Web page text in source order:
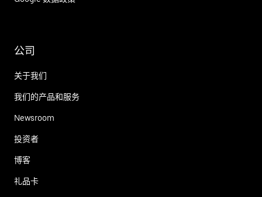
公司
关于我们
我们的产品和服务
Newsroom
投资者
博客
礼品卡